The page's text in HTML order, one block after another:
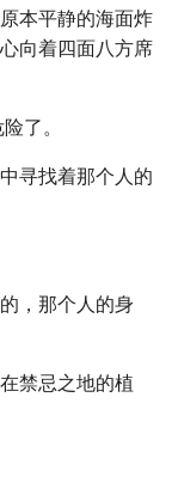
本平静的海面炸
向着四面八方席
了。
寻找着那个人的
，那个人的身
禁忌之地的植